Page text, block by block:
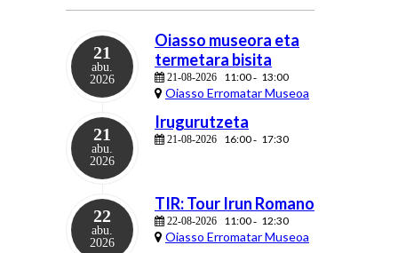
21
abu.
2026
Oiasso museora eta
termetara bisita
21-08-2026 11:00- 13:00
Oiasso Erromatar Museoa
21
abu.
2026
Irugurutzeta
21-08-2026 16:00- 17:30
22
abu.
2026
TIR: Tour Irun Romano
22-08-2026 11:00- 12:30
Oiasso Erromatar Museoa